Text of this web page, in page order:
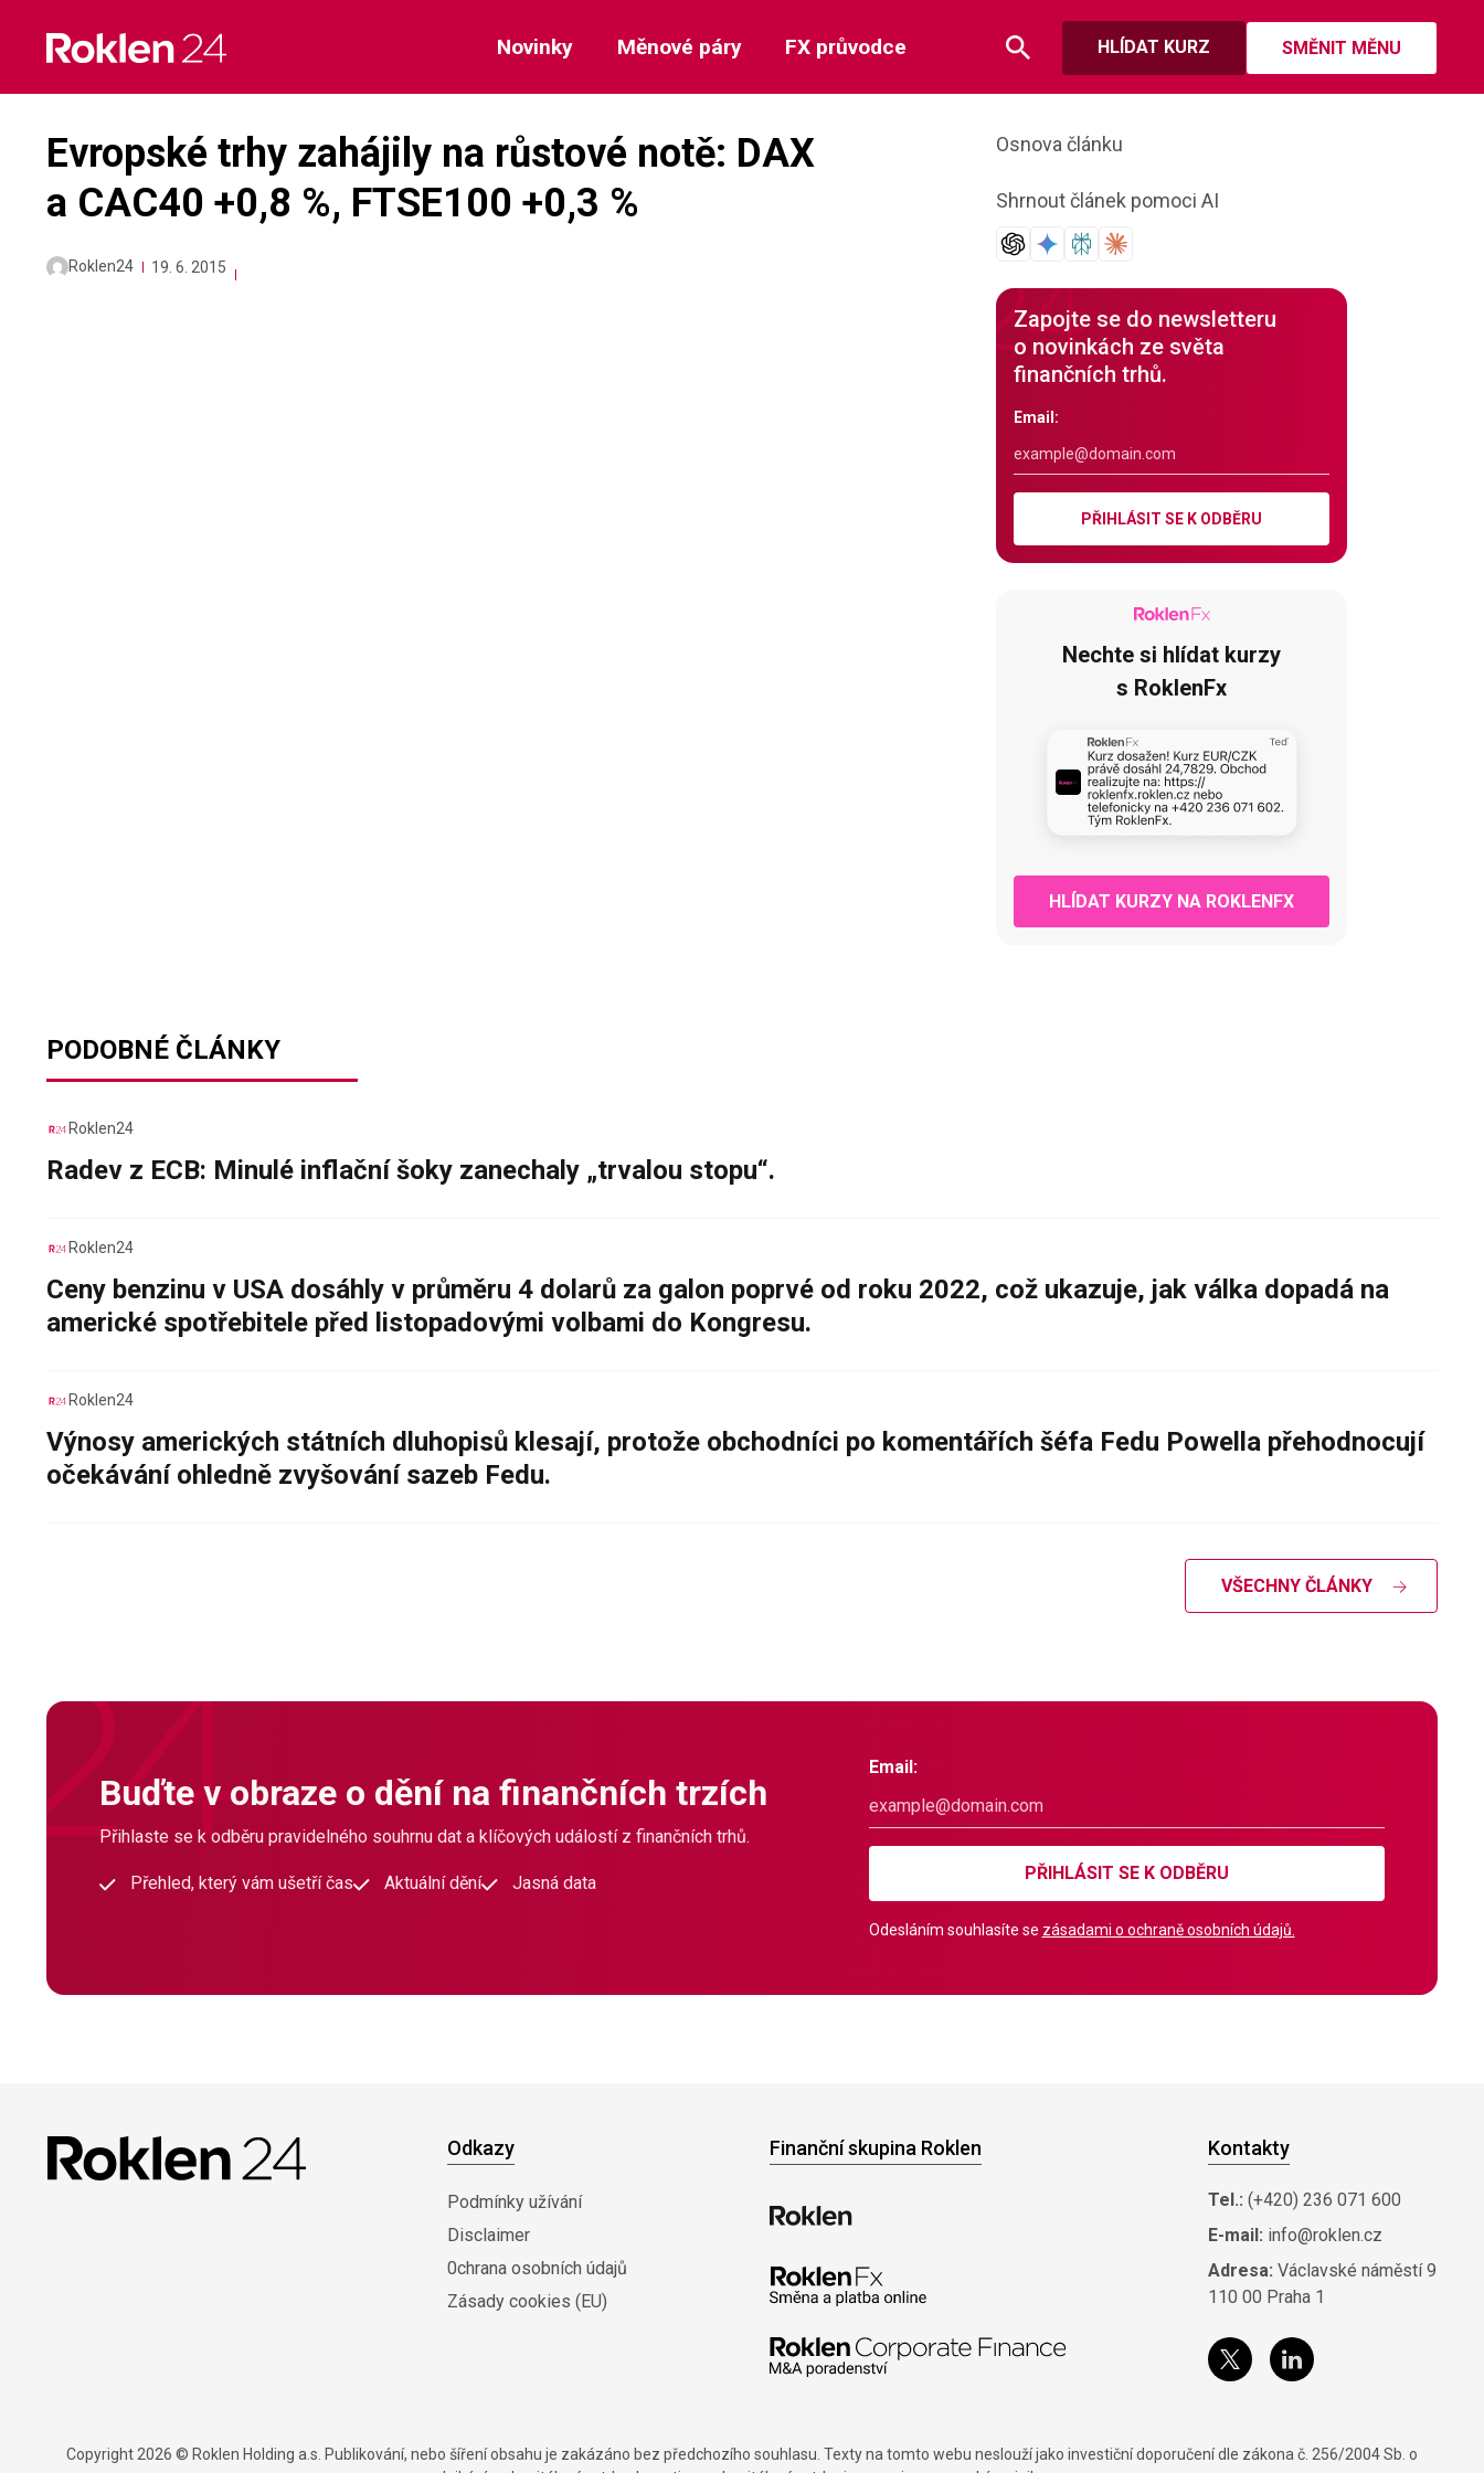
content
HLÍDAT KURZ SMĚNIT MĚNU
Novinky Měnové páry FX průvodce
Evropské trhy zahájily na růstové notě: DAX
a CAC40 +0,8 %, FTSE100 +0,3 %
Roklen24 19. 6. 2015
Osnova článku
Shrnout článek pomoci AI
Zapojte se do newsletteru
o novinkách ze světa
finančních trhů.
Email:
PŘIHLÁSIT SE K ODBĚRU
Nechte si hlídat kurzy
s RoklenFx
HLÍDAT KURZY NA ROKLENFX
PODOBNÉ ČLÁNKY
Roklen24
Radev z ECB: Minulé inflační šoky zanechaly „trvalou stopu“.
Roklen24
Ceny benzinu v USA dosáhly v průměru 4 dolarů za galon poprvé od roku 2022, což ukazuje, jak válka dopadá na
americké spotřebitele před listopadovými volbami do Kongresu.
Roklen24
Výnosy amerických státních dluhopisů klesají, protože obchodníci po komentářích šéfa Fedu Powella přehodnocují
očekávání ohledně zvyšování sazeb Fedu.
VŠECHNY ČLÁNKY
Buďte v obraze o dění na finančních trzích
Přihlaste se k odběru pravidelného souhrnu dat a klíčových událostí z finančních trhů.
Přehled, který vám ušetří čas Aktuální dění Jasná data
Email:
PŘIHLÁSIT SE K ODBĚRU
Odesláním souhlasíte se zásadami o ochraně osobních údajů.
Odkazy
Podmínky užívání
Disclaimer
0chrana osobních údajů
Zásady cookies (EU)
Finanční skupina Roklen Kontakty
Tel.: (+420) 236 071 600
E-mail: info@roklen.cz
Adresa: Václavské náměstí 9
110 00 Praha 1
Copyright 2026 © Roklen Holding a.s. Publikování, nebo šíření obsahu je zakázáno bez předchozího souhlasu. Texty na tomto webu neslouží jako investiční doporučení dle zákona č. 256/2004 Sb. o